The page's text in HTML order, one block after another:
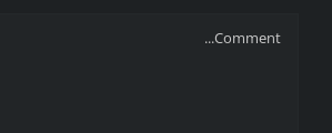
Comment